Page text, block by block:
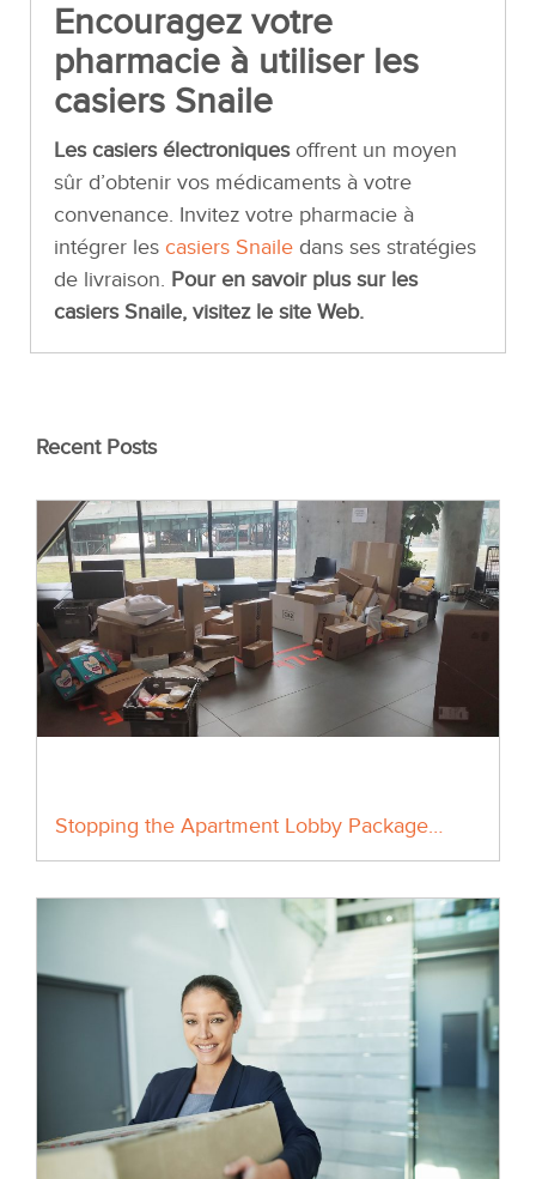
Encouragez votre
pharmacie à utiliser les
casiers Snaile
Les casiers électroniquesoffrent un moyen
sûr d’obtenir vos médicaments à votre
convenance. Invitez votre pharmacie à
intégrer lescasiers Snaile dans ses stratégies
de livraison. Pour en savoir plus sur les
casiers Snaile, visitez le site Web.
Recent Posts
Stopping the Apartment Lobby Package…